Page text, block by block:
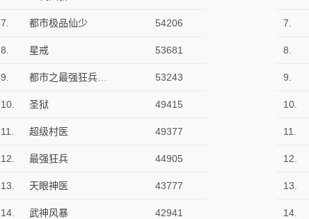
7. 都市极品仙少 54206
8. 星戒 53681
9. 53243
10. 圣狱 49415
11. 超级村医 49377
12. 最强狂兵 44905
13. 天眼神医 43777
14. 武神风暴 42941
7.
8.
9.
10.
11.
12.
13.
14.